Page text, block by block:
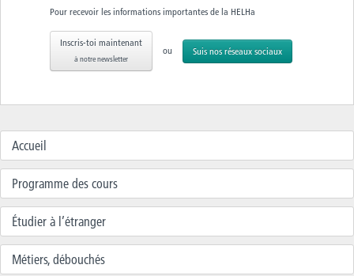
Pour recevoir les informations importantes de la HELHa
Inscris-toi maintenant
à notre newsletter
ou Suis nos réseaux sociaux
Accueil
Programme des cours
Étudier à l’étranger
Métiers, débouchés